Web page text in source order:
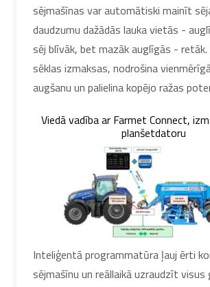
sējmašīnas var automātiski mainīt
daudzumu dažādās lauka vietās -
sēj blīvāk, bet mazāk auglīgās -
sēklas izmaksas, nodrošina
augšanu un palielina kopējo ražas
Viedā vadība ar Farmet Connect,
planšetdatoru
Inteliģentā programmatūra ļauj ērti
sējmašīnu un reāllaikā uzraudzīt visus